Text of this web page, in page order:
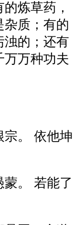
炼草药，
杂质；有的
浊的；还有
万万种功夫
宗。 依他坤
。 若能了